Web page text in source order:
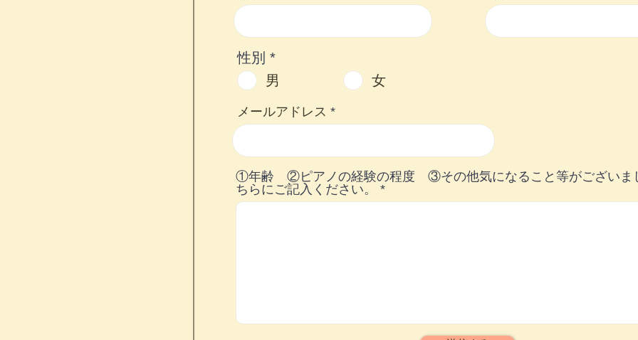
性別 *
男
女
メールアドレス
①年齢 ②ピアノの経験の程度 ③その他気になること等がございま
ちらにご記入ください。